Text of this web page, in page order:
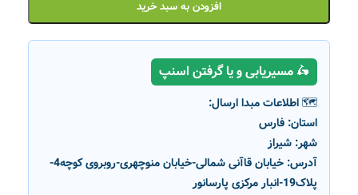
افزودن به سبد خرید
🛵 مسیریابی و یا گرفتن اسنپ
🗺️ اطلاعات مبدا ارسال:
استان: فارس
شهر: شیراز
آدرس:
خیابان قاآنی شمالی-خیابان منوچهری-روبروی کوچه4-
پلاک19-انبار مرکزی پارسانور